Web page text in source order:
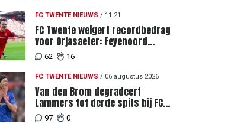
FC TWENTE NIEUWS / 11:21
FC Twente weigert recordbedrag
voor Orjasaeter: Feyenoord
genoemd na megabod
62 16
FC TWENTE NIEUWS / 06 augustus 2026
Van den Brom degradeert
Lammers tot derde spits bij FC
Twente
97 0